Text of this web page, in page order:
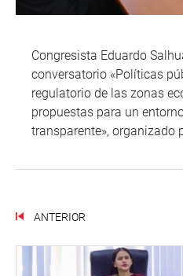
Congresista Eduardo
conversatorio «Políticas
regulatorio de las zonas
propuestas para un
transparente», organizado
ANTERIOR